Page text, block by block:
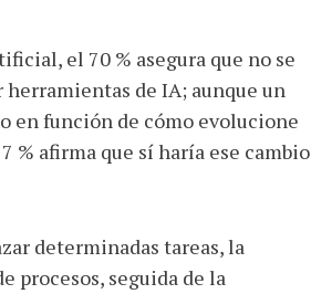
el 70 % asegura que no se
de IA; aunque un
en función de cómo evolucione
% afirma que sí haría ese cambio
determinadas tareas, la
procesos, seguida de la